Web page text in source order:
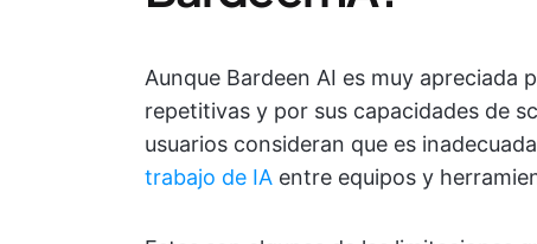
Aunque Bardeen AI es muy
repetitivas y por sus capacidades de
usuarios consideran que es
trabajo de IA entre equipos y